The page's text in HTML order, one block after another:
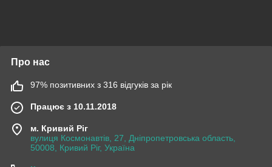
Про нас
97% позитивних з 316 відгуків за рік
Працює з 10.11.2018
м. Кривий Ріг
вулиця Космонавтів, 27, Дніпропетровська область,
50008, Кривий Ріг, Україна